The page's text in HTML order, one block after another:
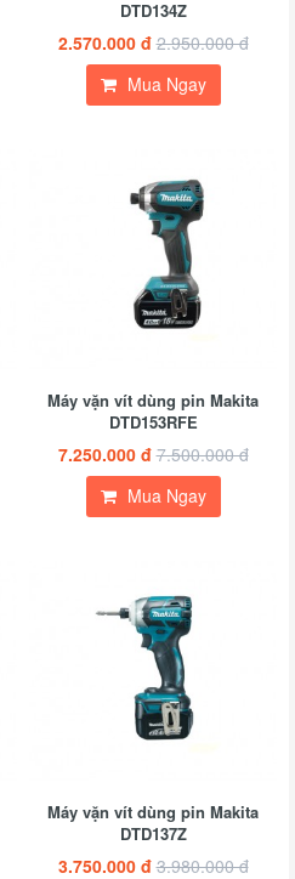
DTD134Z
2.570.000 đ 2.950.000 đ
Mua Ngay
Máy vặn vít dùng pin Makita
DTD153RFE
7.250.000 đ 7.500.000 đ
Mua Ngay
Máy vặn vít dùng pin Makita
DTD137Z
3.750.000 đ 3.980.000 đ